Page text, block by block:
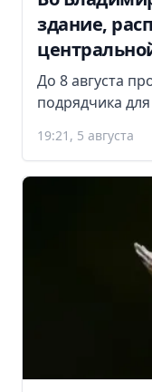
здание,
До 8 августа
подрядчика
19:21, 5 августа